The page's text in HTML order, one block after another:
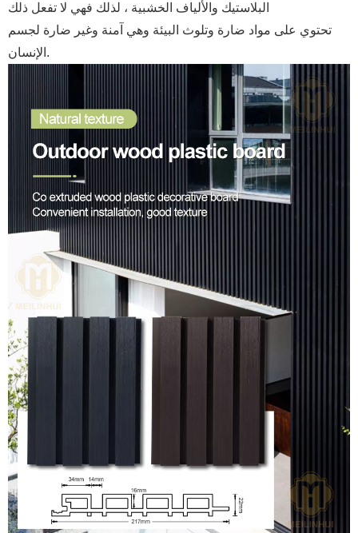
البلاستيك والألياف الخشبية ، لذلك فهي لا تفعل ذلك
تحتوي على مواد ضارة وتلوث البيئة وهي آمنة وغير ضارة لجسم
الإنسان.